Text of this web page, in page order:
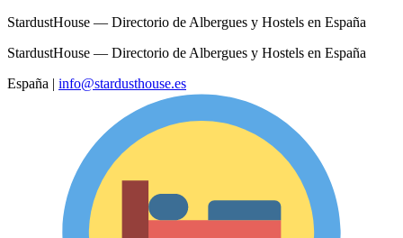
StardustHouse — Directorio de Albergues y Hostels en España
StardustHouse — Directorio de Albergues y Hostels en España
España | info@stardusthouse.es